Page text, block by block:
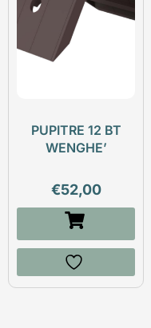
PUPITRE 12 BT
WENGHE’
€52,00